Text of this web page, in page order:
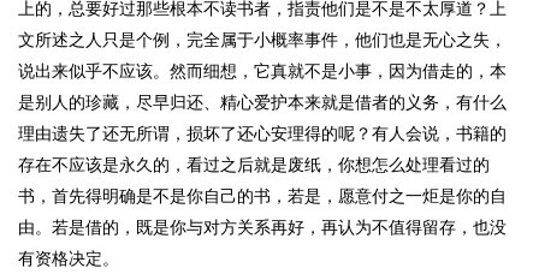
上的，总要好过那些根本不读书者，指责他们是不是不太厚道？上
文所述之人只是个例，完全属于小概率事件，他们也是无心之失，
说出来似乎不应该。然而细想，它真就不是小事，因为借走的，本
是别人的珍藏，尽早归还、精心爱护本来就是借者的义务，有什么
理由遗失了还无所谓，损坏了还心安理得的呢？有人会说，书籍的
存在不应该是永久的，看过之后就是废纸，你想怎么处理看过的
书，首先得明确是不是你自己的书，若是，愿意付之一炬是你的自
由。若是借的，既是你与对方关系再好，再认为不值得留存，也没
有资格决定。